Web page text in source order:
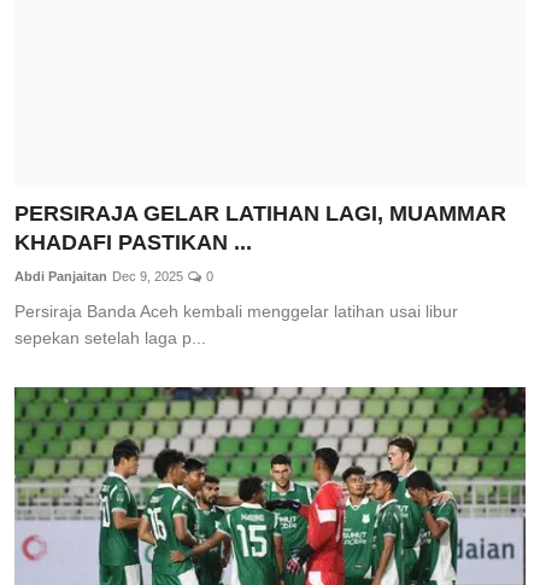
PERSIRAJA GELAR LATIHAN LAGI, MUAMMAR
KHADAFI PASTIKAN ...
Abdi Panjaitan Dec 9, 2025 0
Persiraja Banda Aceh kembali menggelar latihan usai libur
sepekan setelah laga p...